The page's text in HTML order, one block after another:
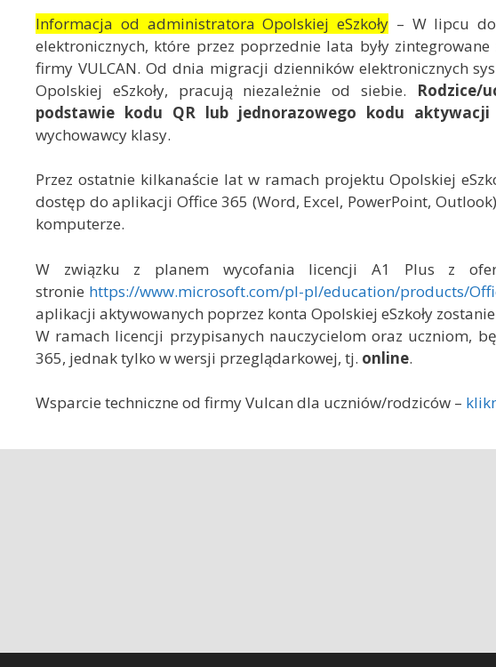
Informacja od administratora Opolskiej eSzkoły – W lipcu
elektronicznych, które przez poprzednie lata były
firmy VULCAN. Od dnia migracji dzienników elektronicznych
Opolskiej eSzkoły, pracują niezależnie od siebie. Rodzice/
podstawie kodu QR lub jednorazowego kodu aktywacji
wychowawcy klasy.
Przez ostatnie kilkanaście lat w ramach projektu Opolskiej
dostęp do aplikacji Office 365 (Word, Excel, PowerPoint,
komputerze.
W związku z planem wycofania licencji A1 Plus z
stronie https://www.microsoft.com/pl-pl/education/products/
aplikacji aktywowanych poprzez konta Opolskiej eSzkoły
W ramach licencji przypisanych nauczycielom oraz uczniom,
365, jednak tylko w wersji przeglądarkowej, tj. online.
Wsparcie techniczne od firmy Vulcan dla uczniów/rodziców –